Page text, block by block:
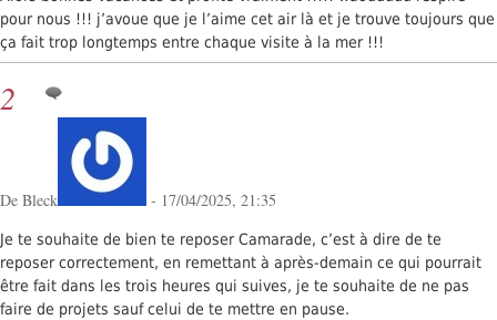
pour nous !!! j’avoue que je l’aime cet air là et je trouve toujours que
ça fait trop longtemps entre chaque visite à la mer !!!
2
De Bleck - 17/04/2025, 21:35
Je te souhaite de bien te reposer Camarade, c’est à dire de te
reposer correctement, en remettant à après-demain ce qui pourrait
être fait dans les trois heures qui suives, je te souhaite de ne pas
faire de projets sauf celui de te mettre en pause.